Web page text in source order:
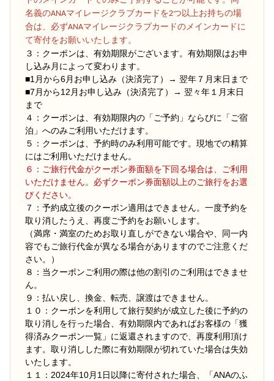
名義のANAマイレージクラブカードを2つ以上お持ちの場
合は、必ずANAマイレージクラブカードのメインカードに
て寄付をお願いいたします。
３：クーポンは、有効期限がございます。有効期限はお申
し込み月によって変わります。
■1月から6月お申し込み（決済完了）→ 翌年７月末日まで
■7月から12月お申し込み（決済完了）→ 翌々年１月末日
まで
４：クーポンは、有効期限内の「ご予約」ならびに「ご宿
泊」へのみご利用いただけます。
５：クーポンは、予約時のみ利用可能です。現地での精算
にはご利用いただけません。
６：ご旅行代金がクーポン券面額を下回る場合は、ご利用
いただけません。必ずクーポン券面額以上のご旅行をお選
びください。
７：予約成立後のクーポン適用はできません。一度予約を
取り消したうえ、再度ご予約をお願いします。
（満席・満室のためお取り直しができない場合や、同一内
容でもご旅行代金が異なる場合がありますのでご注意くだ
さい。）
８：当クーポンご利用の際は他の割引のご利用はできませ
ん。
９：払い戻し、換金、転売、譲渡はできません。
１０：クーポンを利用して旅行契約が成立した後に予約の
取り消しを行った場合、有効期限内であればお客様の「獲
得済みクーポン一覧」に返還されますので、再度利用頂け
ます。取り消しした際に有効期限が切れていた場合は失効
いたします。
１１：2024年10月1日以降に寄付された場合、「ANAのふ